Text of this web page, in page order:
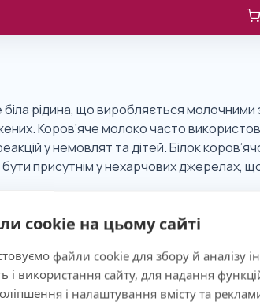
cookie на цьому сайті
файли cookie для збору й аналізу
і використання сайту, для надання
і налаштування вмісту та
рідина, що виробляється
Коров’яче молоко часто
у немовлят та дітей. Білок
присутнім у нехарчових джерелах, що